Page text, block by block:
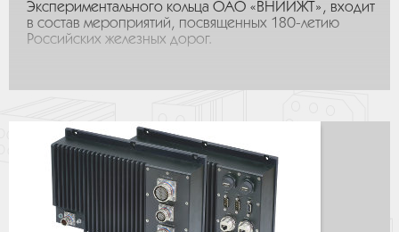
Экспериментального кольца ОАО «ВНИИЖТ», входит
в состав мероприятий, посвященных 180-летию
Российских железных дорог.